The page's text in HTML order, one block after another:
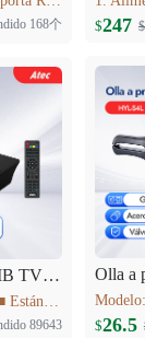
168个
Cajita ATEC DTMB TV digital HD-TH24
89643
$247
$26.5